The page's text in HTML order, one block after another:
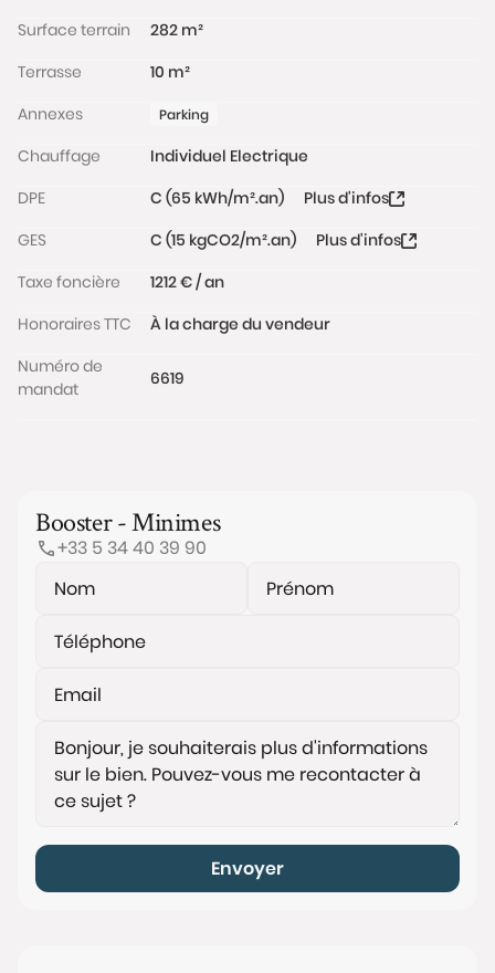
Surface terrain
282 m²
Terrasse
10 m²
Annexes
Parking
Chauffage
Individuel Electrique
DPE
C (65 kWh/m².an)
Plus d'infos
GES
C (15 kgCO2/m².an)
Plus d'infos
Taxe foncière
1212 € / an
Honoraires TTC
À la charge du vendeur
Numéro de
mandat
6619
Booster - Minimes
+33 5 34 40 39 90
Envoyer